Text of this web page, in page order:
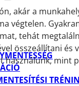
akár a
végtelen.
tehát
összeállítani
használunk, mint